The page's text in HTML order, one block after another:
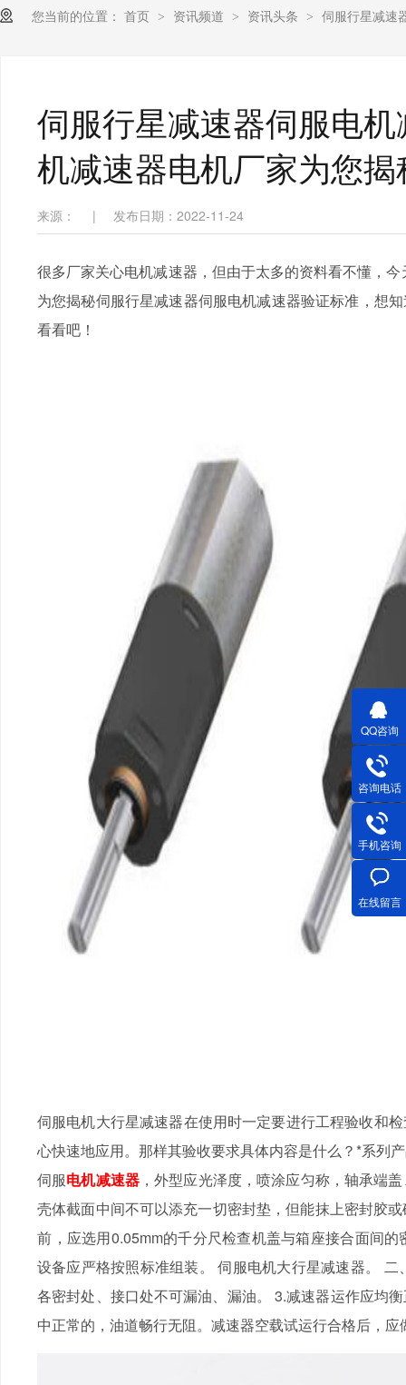
您当前的位置： 首页 > 资讯频道 > 资讯头条 > 伺服行星减速
伺服行星减速器伺服电机
机减速器电机厂家为您揭
来源： | 发布日期：2022-11-24
很多厂家关心电机减速器，但由于太多的资料看不懂
为您揭秘伺服行星减速器伺服电机减速器验证标准，
看看吧！
伺服电机大行星减速器在使用时一定要进行工程验收和检查
心快速地应用。那样其验收要求具体内容是什么？*系列
伺服电机减速器，外型应光泽度，喷涂应匀称，轴承
壳体截面中间不可以添充一切密封垫，但能抹上密封胶或
前，应选用0.05mm的千分尺检查机盖与箱座接合面间的
设备应严格按照标准组装。 伺服电机大行星减速器。 二
各密封处、接口处不可漏油、漏油。 3.减速器运作应
中正常的，油道畅行无阻。减速器空载试运行合格后，应
QQ咨询
咨询电话
手机咨询
在线留言